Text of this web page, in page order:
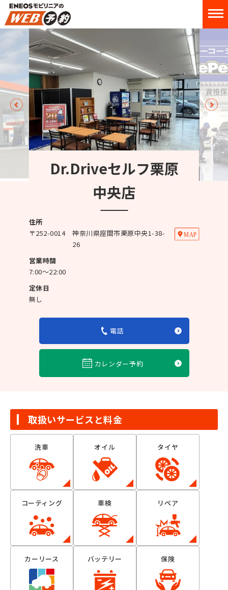
Dr.Driveセルフ栗原
中央店
住所
〒252-0014
神奈川県座間市栗原中央1-38-
26
営業時間
7:00～22:00
定休日
無し
電話
カレンダー予約
取扱いサービスと料金
洗車 オイル タイヤ
コーティング 車検 リペア
カーリース バッテリー 保険